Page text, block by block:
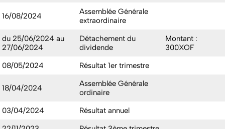
16/08/2024
Assemblée Générale
extraordinaire
du 25/06/2024 au
27/06/2024
Détachement du
dividende
Montant :
300XOF
08/05/2024
Résultat 1er trimestre
18/04/2024
Assemblée Générale
ordinaire
03/04/2024
Résultat annuel